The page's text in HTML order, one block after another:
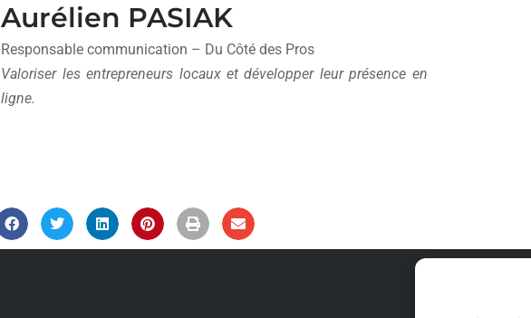
Aurélien PASIAK
Responsable communication – Du Côté des Pros
Valoriser les entrepreneurs locaux et développer leur présence en
ligne.